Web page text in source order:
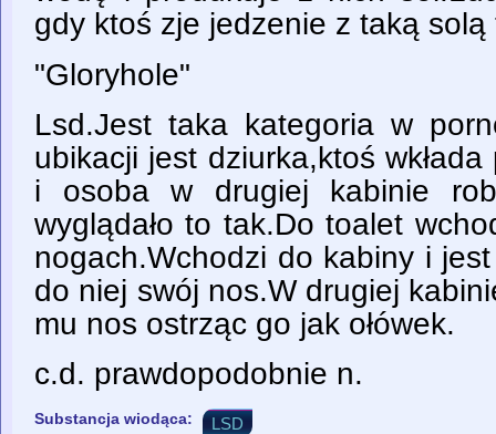
gdy ktoś zje jedzenie z taką solą
"Gloryhole"
Lsd.Jest taka kategoria w
ubikacji jest dziurka,ktoś
i osoba w drugiej kabinie
wyglądało to tak.Do toalet
nogach.Wchodzi do kabiny i
do niej swój nos.W drugiej
mu nos ostrząc go jak ołówek.
c.d. prawdopodobnie n.
Substancja wiodąca: LSD